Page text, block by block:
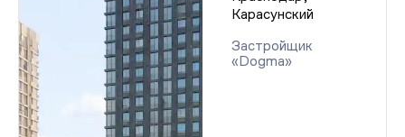
Карасунский
Застройщик
«Dogma»